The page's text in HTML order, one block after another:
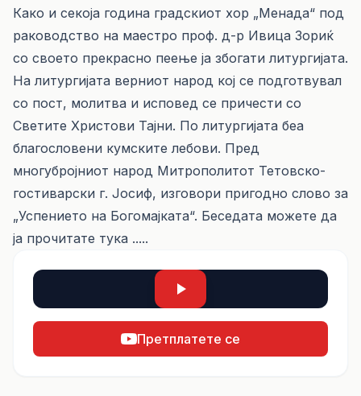
Како и секоја година градскиот хор „Менада“ под
раководство на маестро проф. д-р Ивица Зориќ
со своето прекрасно пеење ја збогати литургијата.
На литургијата верниот народ кој се подготвувал
со пост, молитва и исповед се причести со
Светите Христови Тајни. По литургијата беа
благословени кумските лебови. Пред
многубројниот народ Митрополитот Тетовско-
гостиварски г. Јосиф, изговори пригодно слово за
„Успението на Богомајката“. Беседата можете да
ја прочитате тука .....
Претплатете се